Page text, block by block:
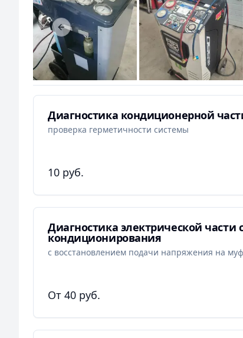
Previous slide
Диагностика кондиционерной
проверка герметичности системы
10 руб.
Диагностика электрической части
кондиционирования
с восстановлением подачи напряжения на
От 40 руб.